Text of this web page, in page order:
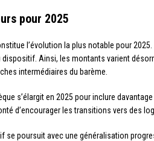
pour 2025
l’évolution la plus notable pour
dispositif. Ainsi, les montants varient
intermédiaires du barème.
s’élargit en 2025 pour inclure
d’encourager les transitions vers des
se poursuit avec une généralisation